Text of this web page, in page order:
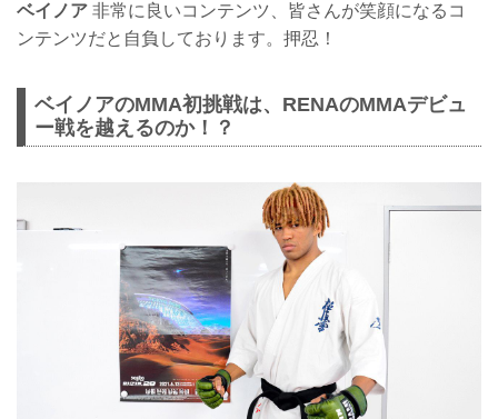
ベイノア 非常に良いコンテンツ、皆さんが笑顔になるコ
ンテンツだと自負しております。押忍！
ベイノアのMMA初挑戦は、RENAのMMAデビュ
ー戦を越えるのか！？